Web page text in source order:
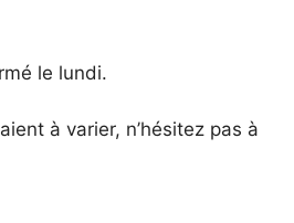
le lundi.
à varier, n’hésitez pas à